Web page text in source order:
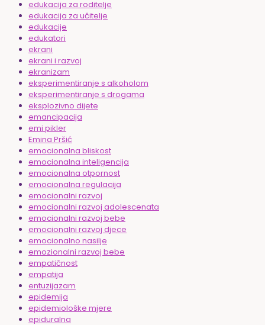
edukacija za roditelje
edukacija za učitelje
edukacije
edukatori
ekrani
ekrani i razvoj
ekranizam
eksperimentiranje s alkoholom
eksperimentiranje s drogama
eksplozivno dijete
emancipacija
emi pikler
Emina Pršić
emocionalna bliskost
emocionalna inteligencija
emocionalna otpornost
emocionalna regulacija
emocionalni razvoj
emocionalni razvoj adolescenata
emocionalni razvoj bebe
emocionalni razvoj djece
emocionalno nasilje
emozionalni razvoj bebe
empatičnost
empatija
entuzijazam
epidemija
epidemiološke mjere
epiduralna